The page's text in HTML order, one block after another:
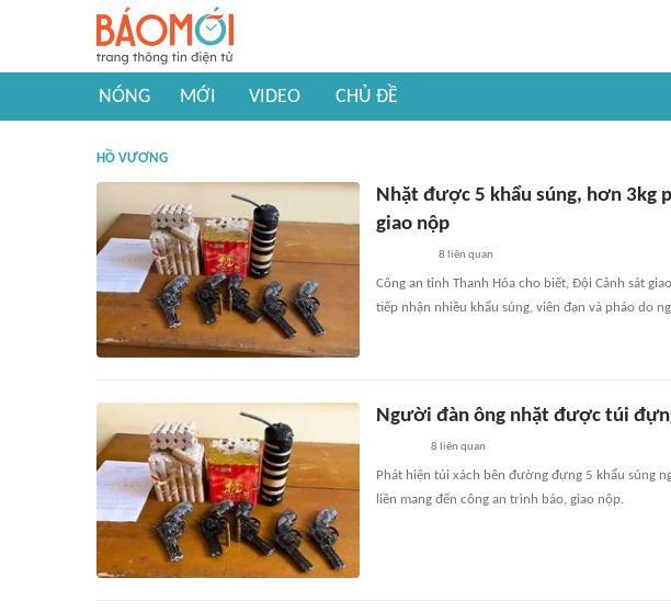
NÓNG MỚI VIDEO CHỦ ĐỀ
HỒ VƯƠNG
Nhặt được 5 khẩu súng, hơn 3kg
giao nộp
8 liên quan
Công an tỉnh Thanh Hóa cho biết, Đội Cảnh sát
tiếp nhận nhiều khẩu súng, viên đạn và pháo do
Người đàn ông nhặt được túi
8 liên quan
Phát hiện túi xách bên đường đựng 5 khẩu súng
liền mang đến công an trình báo, giao nộp.